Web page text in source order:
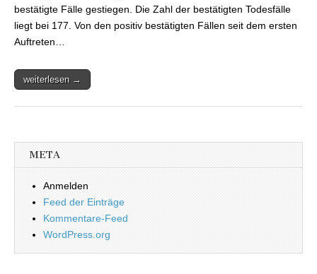
bestätigte Fälle gestiegen. Die Zahl der bestätigten Todesfälle
liegt bei 177. Von den positiv bestätigten Fällen seit dem ersten
Auftreten…
weiterlesen →
META
Anmelden
Feed der Einträge
Kommentare-Feed
WordPress.org